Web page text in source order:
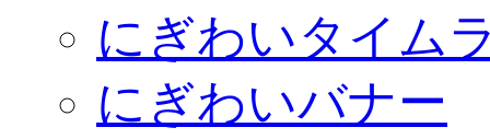
にぎわいタイム
にぎわいバナー